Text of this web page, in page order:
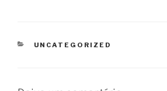
CATEGORIAS
UNCATEGORIZED